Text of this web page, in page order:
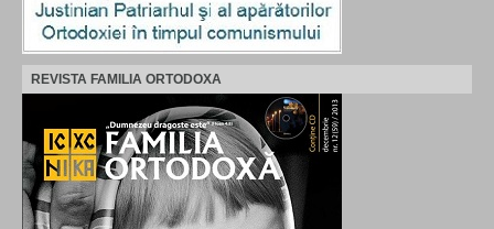
REVISTA FAMILIA ORTODOXA